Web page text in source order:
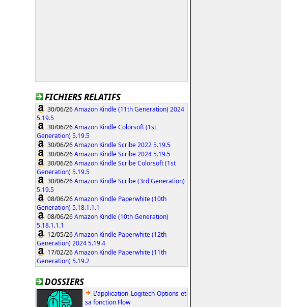
FICHIERS RELATIFS
30/06/26Amazon Kindle (11th Generation) 2024
5.19.5
30/06/26Amazon Kindle Colorsoft (1st
Generation) 5.19.5
30/06/26Amazon Kindle Scribe 2022 5.19.5
30/06/26Amazon Kindle Scribe 2024 5.19.5
30/06/26Amazon Kindle Scribe Colorsoft (1st
Generation) 5.19.5
30/06/26Amazon Kindle Scribe (3rd Generation)
5.19.5
08/06/26Amazon Kindle Paperwhite (10th
Generation) 5.18.1.1.1
08/06/26Amazon Kindle (10th Generation)
5.18.1.1.1
12/05/26Amazon Kindle Paperwhite (12th
Generation) 2024 5.19.4
17/02/26Amazon Kindle Paperwhite (11th
Generation) 5.19.2
DOSSIERS
L'application Logitech Options et
sa fonction Flow